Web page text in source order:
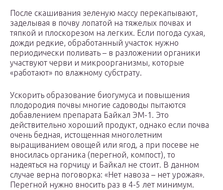
После скашивания зеленую массу перекапывают,
заделывая в почву лопатой на тяжелых почвах и
тяпкой и плоскорезом на легких. Если погода сухая,
дожди редкие, обработанный участок нужно
периодически поливать – в разложении органики
участвуют черви и микроорганизмы, которые
«работают» по влажному субстрату.
Ускорить образование биогумуса и повышения
плодородия почвы многие садоводы пытаются
добавлением препарата Байкал ЭМ-1. Это
действительно хороший продукт, однако если почва
очень бедная, истощенная многолетним
выращиванием овощей или ягод, а при посеве не
вносилась органика (перегной, компост), то
надеяться на горчицу и Байкал не стоит. В данном
случае верна поговорка: «Нет навоза – нет урожая».
Перегной нужно вносить раз в 4-5 лет минимум.